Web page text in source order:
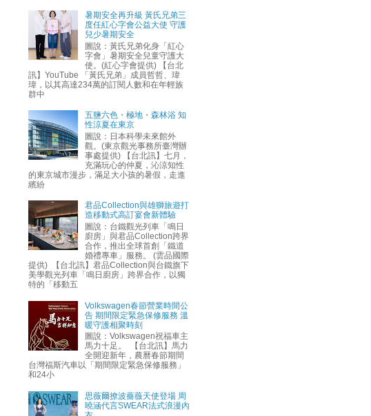
暑期安全再升級 黃氏兄弟三
度任紅心字會公益大使 守護
兒少暑期安全
圖說：黃氏兄弟化身「紅心
字會」暑期安全兒童守護大
使。(紅心字會提供) 【台北
訊】YouTube 「黃氏兄弟」成員哲哲、瑋
瑋，以其高達234萬的訂閱人數和在年輕族
群中
五鹽六色・極地・森林浴 知
性涼夏在東京
圖說：日本科學未來館外
觀。(東京觀光事務所臺灣辦
事處提供) 【台北訊】七月，
充滿玩心的仲夏，沁涼知性
的東京城市漫步，滿足大小孩的暑假，走進
繽紛
君品Collection與雄獅旅遊打
造移動式高訂宴會新體驗
圖說：台鐵觀光列車「鳴日
廚房」與君品Collection跨界
合作，推出全球首創「鐵道
婚禮專車」服務。 (雲品國際
提供) 【台北訊】君品Collection與台鐵旗下
美學觀光列車「鳴日廚房」跨界合作，以獨
特的「移動五
Volkswagen春節營業時間公
告 期間限定緊急保修服務 溫
暖守護相聚時刻
圖說：Volkswagen祝福車主
馬力十足。 【台北訊】馬力
全開迎新年，農曆春節期間
台灣福斯汽車以「期間限定緊急保修服務」
和24小
思薇爾撩波薔薇天使登場 周
曉涵代言SWEAR法式浪漫內